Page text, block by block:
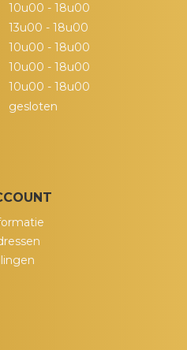
10u00 - 18u00
13u00 - 18u00
10u00 - 18u00
10u00 - 18u00
10u00 - 18u00
gesloten